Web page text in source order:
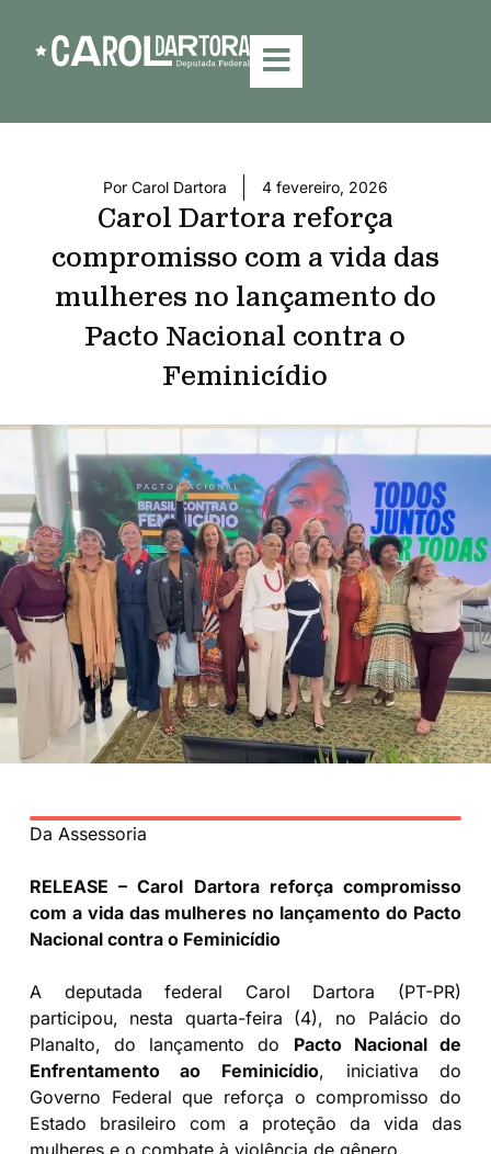
PorCarol Dartora 4 fevereiro, 2026
Carol Dartora reforça
compromisso com a vida das
mulheres no lançamento do
Pacto Nacional contra o
Feminicídio
Da Assessoria
RELEASE – Carol Dartora reforça compromisso
com a vida das mulheres no lançamento do Pacto
Nacional contra o Feminicídio
A deputada federal Carol Dartora (PT-PR)
participou, nesta quarta-feira (4), no Palácio do
Planalto, do lançamento do Pacto Nacional de
Enfrentamento ao Feminicídio, iniciativa do
Governo Federal que reforça o compromisso do
Estado brasileiro com a proteção da vida das
mulheres e o combate à violência de gênero.